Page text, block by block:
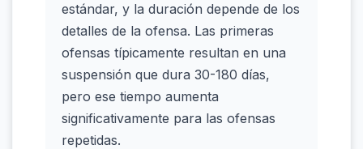
estándar, y la duración depende de los
detalles de la ofensa. Las primeras
ofensas típicamente resultan en una
suspensión que dura 30-180 días,
pero ese tiempo aumenta
significativamente para las ofensas
repetidas.